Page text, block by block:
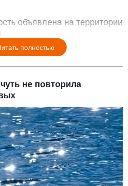
объявлена на территории
полностью
не повторила